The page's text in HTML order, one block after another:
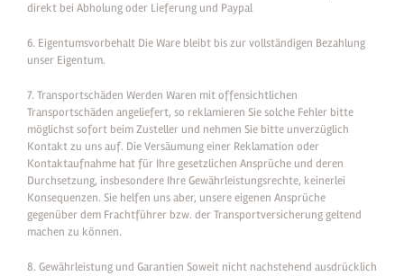
direkt bei Abholung oder Lieferung und Paypal
6. Eigentumsvorbehalt Die Ware bleibt bis zur vollständigen Bezahlung
unser Eigentum.
7. Transportschäden Werden Waren mit offensichtlichen
Transportschäden angeliefert, so reklamieren Sie solche Fehler bitte
möglichst sofort beim Zusteller und nehmen Sie bitte unverzüglich
Kontakt zu uns auf. Die Versäumung einer Reklamation oder
Kontaktaufnahme hat für Ihre gesetzlichen Ansprüche und deren
Durchsetzung, insbesondere Ihre Gewährleistungsrechte, keinerlei
Konsequenzen. Sie helfen uns aber, unsere eigenen Ansprüche
gegenüber dem Frachtführer bzw. der Transportversicherung geltend
machen zu können.
8. Gewährleistung und Garantien Soweit nicht nachstehend ausdrücklich